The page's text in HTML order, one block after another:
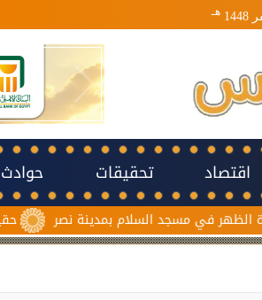
هـ
اقتصاد تحقيقات حوادث
حقيقة منتحلة السلام بمدينة نصر